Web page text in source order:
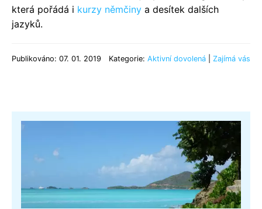
která pořádá i kurzy němčiny a desítek dalších
jazyků.
Publikováno: 07. 01. 2019 Kategorie: Aktivní dovolená Zajímá vás